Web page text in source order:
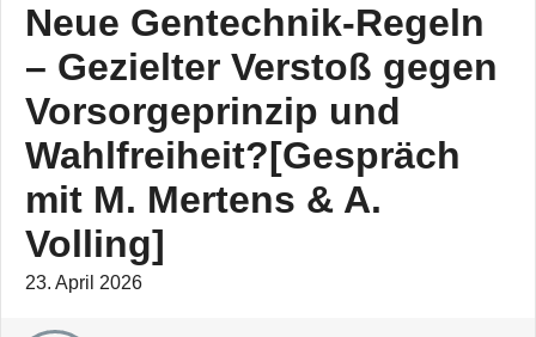
Neue Gentechnik-Regeln
– Gezielter Verstoß gegen
Vorsorgeprinzip und
Wahlfreiheit?[Gespräch
mit M. Mertens & A.
Volling]
23. April 2026